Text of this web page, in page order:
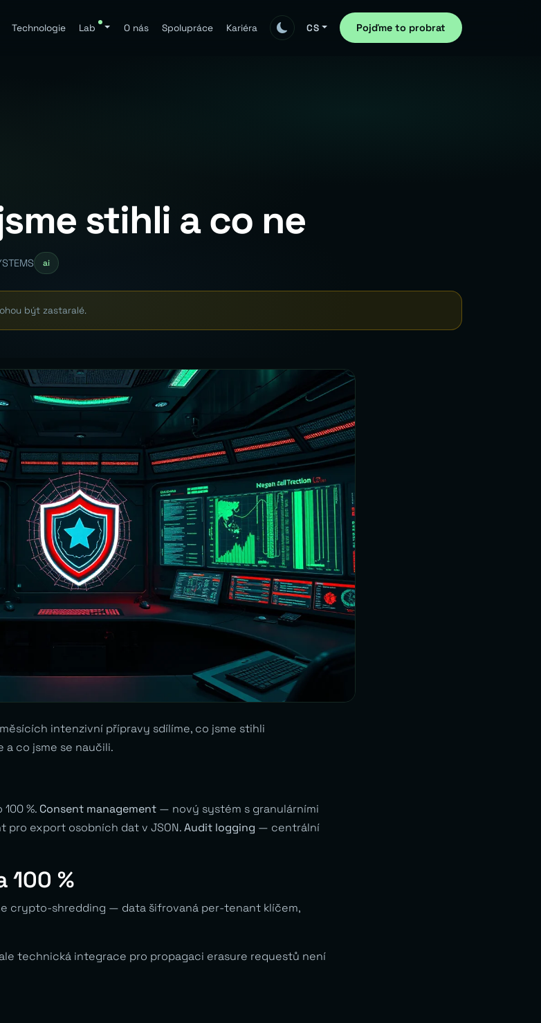
Technologie Lab O nás Spolupráce Kariéra CS Pojďme to probrat
stihli a co ne
ai
být zastaralé.
intenzivní přípravy sdílíme, co jsme stihli
co jsme se naučili.
%. Consent management — nový systém s granulárními
pro export osobních dat v JSON.Audit logging — centrální
100 %
crypto-shredding — data šifrovaná per-tenant klíčem,
ale technická integrace pro propagaci erasure requestů není